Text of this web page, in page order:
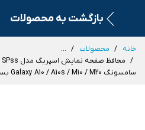
بازگشت به محصولات
خانه محصولات
...
سامسونگ Galaxy A10 / A10s / M10 / M20 بسته دو عددی